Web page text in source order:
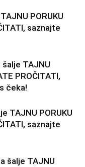
PORUKU
saznajte
šalje TAJNU
PROČITATI,
čeka!
TAJNU PORUKU
saznajte
šalje TAJNU